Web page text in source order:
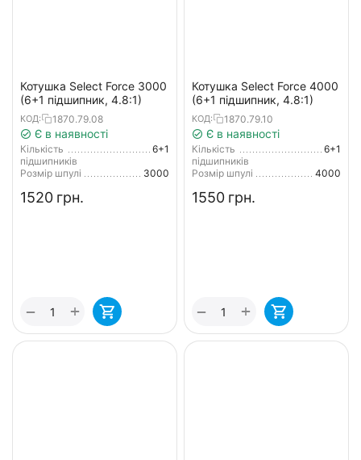
Котушка Select Force 3000
(6+1 підшипник, 4.8:1)
КОД: 1870.79.08
Є в наявності
Кількість
підшипників
6+1
Розмір шпулі
3000
‍1520‍ грн.
+
−
Котушка Select Force 4000
(6+1 підшипник, 4.8:1)
КОД: 1870.79.10
Є в наявності
Кількість
підшипників
6+1
Розмір шпулі
4000
‍1550‍ грн.
+
−